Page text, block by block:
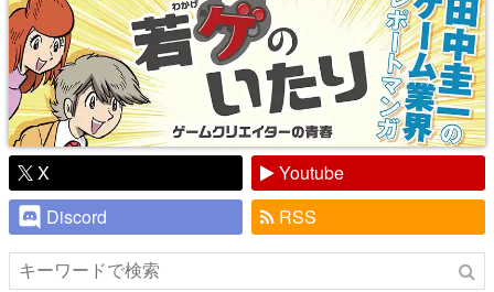
X
Youtube
Discord
RSS